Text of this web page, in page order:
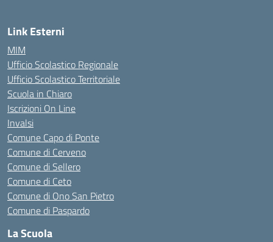
Link Esterni
MIM
Ufficio Scolastico Regionale
Ufficio Scolastico Territoriale
Scuola in Chiaro
Iscrizioni On Line
Invalsi
Comune Capo di Ponte
Comune di Cerveno
Comune di Sellero
Comune di Ceto
Comune di Ono San Pietro
Comune di Paspardo
La Scuola